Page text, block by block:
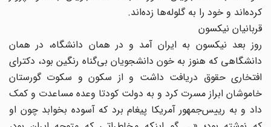
کرده‌اند و خود را به گلوله‌ها زده‌اند.
قربانیان نیکسون
روز بعد نیکسون به ایران آمد و در همان دانشگاه، در‌‌ همان
دانشگاهی که هنوز به خون دانشجویان بی‌گناه رنگین بود، دکترای
افتخاری حقوق دریافت داشت و از سکون و سکوت گورستان
خاموشان ابراز مسرت کرد و به دولت کودتا وعده مساعدت و کمک
داد و به رییس‌جمهور آمریکا پیغام برد که آسوده بخوابد چون او